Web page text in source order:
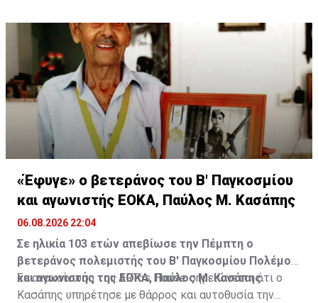
13, 1, 30, 7 και Τζόκερ: 15
«Έφυγε» ο βετεράνος του Β' Παγκοσμίου
και αγωνιστής ΕΟΚΑ, Παύλος Μ. Κασάπης
06.08.2026 22:04
Σε ηλικία 103 ετών απεβίωσε την Πέμπτη ο
βετεράνος πολεμιστής του Β' Παγκοσμίου Πολέμου
και αγωνιστής της ΕΟΚΑ, Παύλος Μ. Κασάπης.
Σε ανακοίνωση του ARTos House σημειώνεται ότι ο
Κασάπης υπηρέτησε με θάρρος και αυτοθυσία την